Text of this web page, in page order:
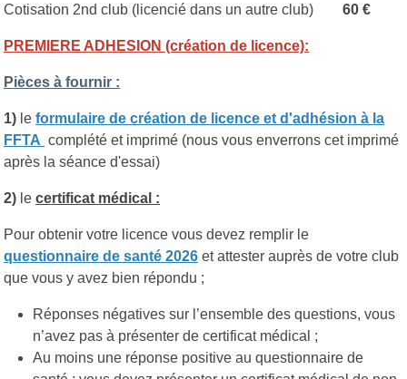
Cotisation 2nd club (licencié dans un autre club) 60 €
PREMIERE ADHESION (création de licence):
Pièces à fournir :
1) le formulaire de création de licence et d'adhésion à la
FFTA complété et imprimé (nous vous enverrons cet imprimé
après la séance d'essai)
2) le certificat médical :
Pour obtenir votre licence vous devez remplir le
questionnaire de santé 2026 et attester auprès de votre club
que vous y avez bien répondu ;
Réponses négatives sur l’ensemble des questions, vous
n’avez pas à présenter de certificat médical ;
Au moins une réponse positive au questionnaire de